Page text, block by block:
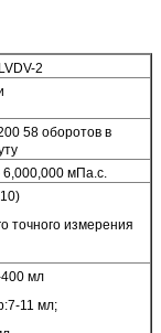
2
58 оборотов в
6,000,000 мПа.с.
точного измерения
мл
11 мл;